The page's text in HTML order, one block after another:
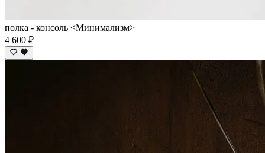
полка - консоль <Минимализм>
4 600 ₽